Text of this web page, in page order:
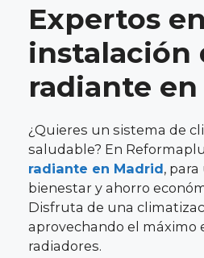
Expertos en
instalación
radiante
¿Quieres un sistema de
saludable? En
radiante en Madrid,
bienestar y ahorro
Disfruta de una
aprovechando el máximo
radiadores.